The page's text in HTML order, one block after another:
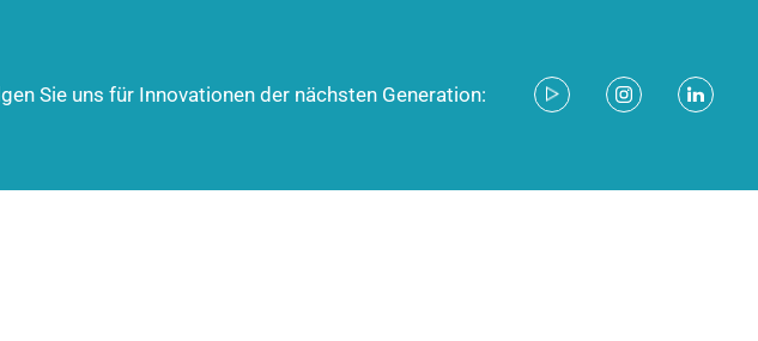
Sie uns für Innovationen der nächsten Generation: